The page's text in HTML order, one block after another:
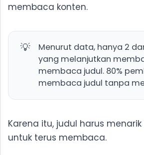
membaca konten.
💡
Menurut data, hanya 2
yang melanjutkan
membaca judul. 80%
membaca judul tanpa
Karena itu, judul harus
untuk terus membaca.